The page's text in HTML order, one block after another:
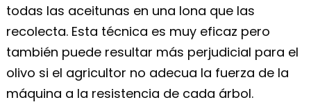
todas las aceitunas en una lona que las
recolecta. Esta técnica es muy eficaz pero
también puede resultar más perjudicial para el
olivo si el agricultor no adecua la fuerza de la
máquina a la resistencia de cada árbol.